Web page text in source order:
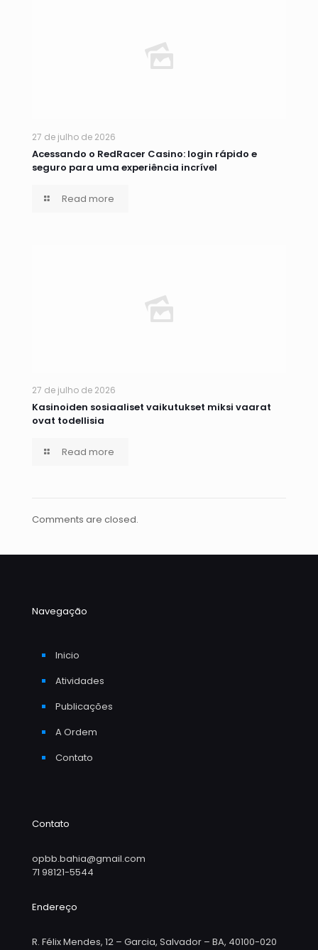
27 de julho de 2026
Acessando o RedRacer Casino: login rápido e
seguro para uma experiência incrível
Read more
27 de julho de 2026
Kasinoiden sosiaaliset vaikutukset miksi vaarat
ovat todellisia
Read more
Comments are closed.
Navegação
Inicio
Atividades
Publicações
A Ordem
Contato
Contato
opbb.bahia@gmail.com
71 98121-5544
Endereço
R. Félix Mendes, 12 – Garcia, Salvador – BA, 40100-020